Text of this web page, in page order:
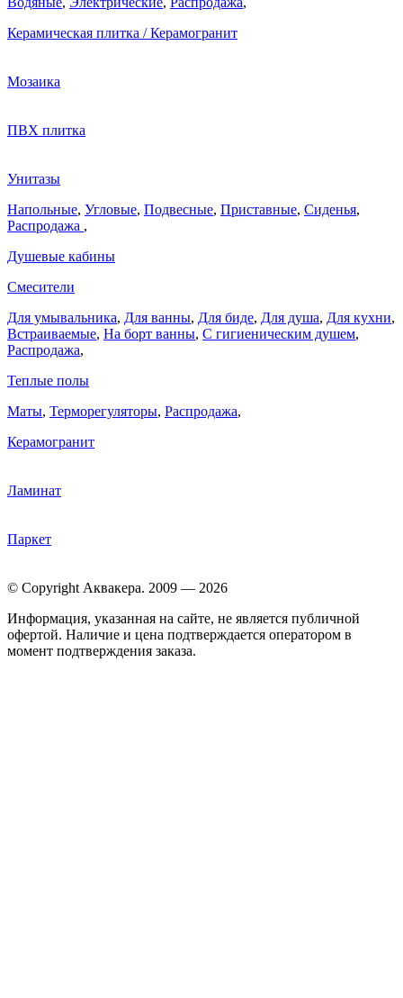
Керамическая плитка / Керамогранит
Мозаика
ПВХ плитка
Унитазы
Напольные, Угловые, Подвесные, Приставные, Сиденья,
Распродажа ,
Душевые кабины
Смесители
Для умывальника, Для ванны, Для биде, Для душа, Для кухни,
Встраиваемые, На борт ванны, C гигиеническим душем,
Распродажа,
Теплые полы
Маты, Терморегуляторы, Распродажа,
Керамогранит
Ламинат
Паркет
© Copyright Аквакера. 2009 — 2026
Информация, указанная на сайте, не является публичной
офертой. Наличие и цена подтверждается оператором в
момент подтверждения заказа.